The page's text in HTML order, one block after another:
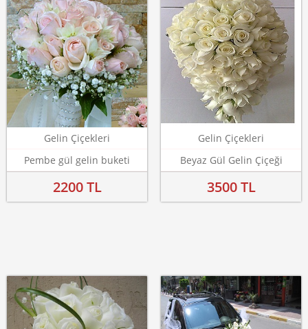
Gelin Çiçekleri
Pembe gül gelin buketi
2200 TL
Gelin Çiçekleri
Beyaz Gül Gelin Çiçeği
3500 TL